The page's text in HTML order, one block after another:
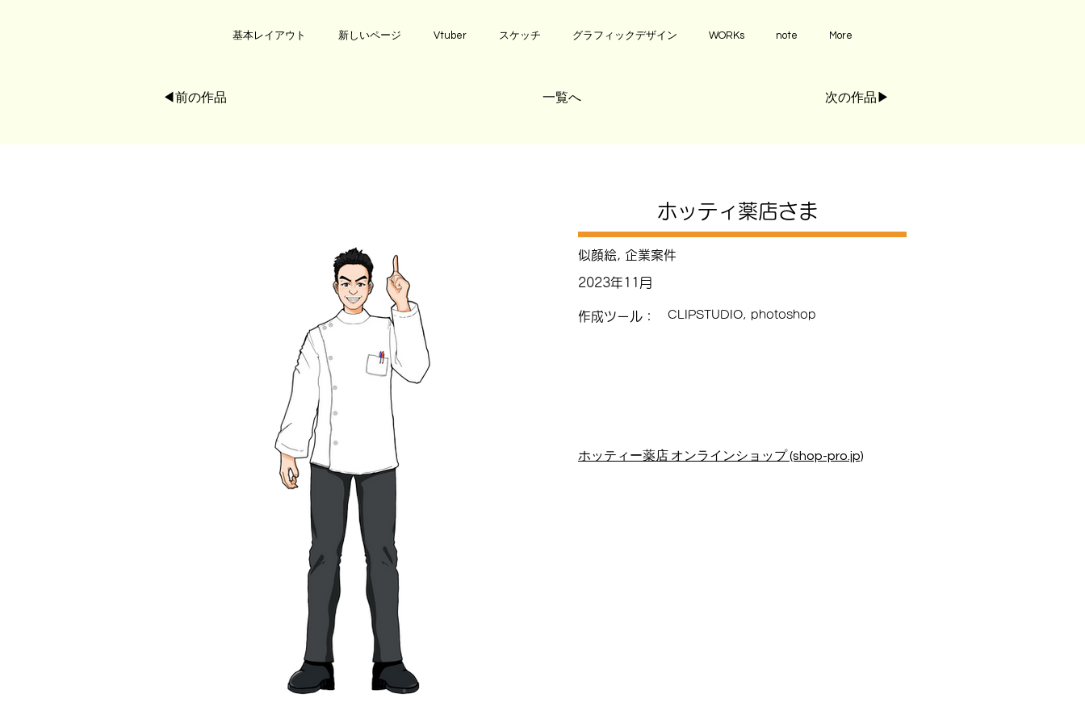
基本レイアウト 新しいページ Vtuber スケッチ グラフィックデザイン WORKs note More
◀︎前の作品 一覧へ 次の作品▶︎
ホッティ薬店さま
似顔絵, 企業案件
2023年11月
作成ツール： CLIPSTUDIO, photoshop
ホッティー薬店 オンラインショップ (shop-pro.jp)